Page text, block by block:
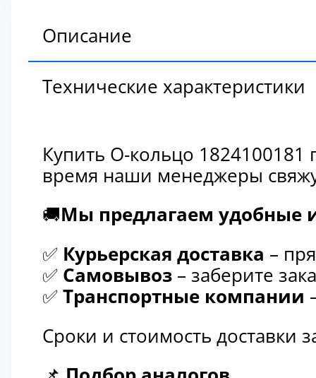
Описание
Технические характеристики
Купить О-кольцо
время наши менеджеры
🚚Мы предлагаем удобные
✅ Курьерская доставка –
✅ Самовывоз – заберите
✅ Транспортные компании
Сроки и стоимость доставки